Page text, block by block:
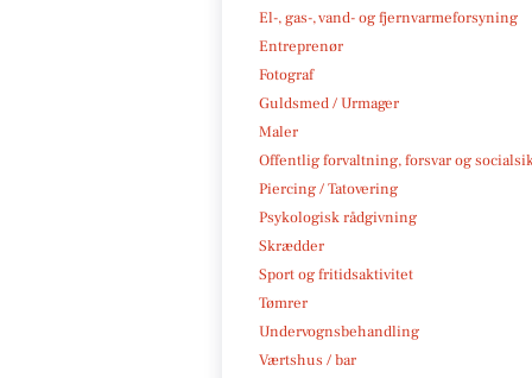
El-, gas-, vand- og fjernvarmeforsyning
Entreprenør
Fotograf
Guldsmed / Urmager
Maler
Offentlig forvaltning, forsvar og
Piercing / Tatovering
Psykologisk rådgivning
Skrædder
Sport og fritidsaktivitet
Tømrer
Undervognsbehandling
Værtshus / bar